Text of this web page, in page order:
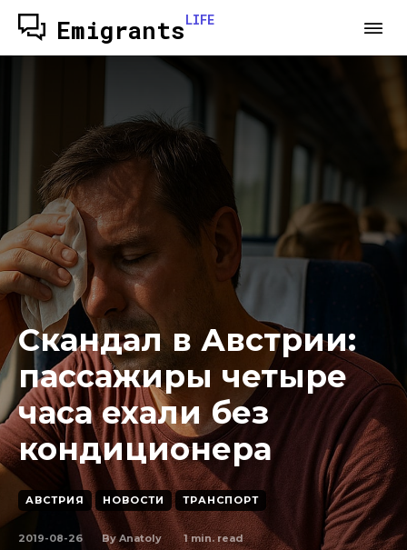
EmigrantsLIFE
Скандал в Австрии:
пассажиры четыре
часа ехали без
кондиционера
АВСТРИЯ НОВОСТИ ТРАНСПОРТ
2019-08-26 By Anatoly 1min. read